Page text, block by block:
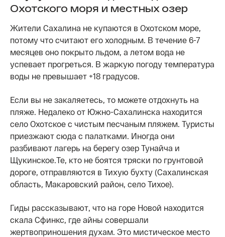
Охотского моря и местных озер
Жители Сахалина не купаются в Охотском море,
потому что считают его холодным. В течение 6-7
месяцев оно покрыто льдом, а летом вода не
успевает прогреться. В жаркую погоду температура
воды не превышает +18 градусов.
Если вы не закаляетесь, то можете отдохнуть на
пляже. Недалеко от Южно-Сахалинска находится
село Охотское с чистым песчаным пляжем. Туристы
приезжают сюда с палатками. Иногда они
разбивают лагерь на берегу озер Тунайча и
Щукинское.Те, кто не боятся тряски по грунтовой
дороге, отправляются в Тихую бухту (Сахалинская
область, Макаровский район, село Тихое).
Гиды рассказывают, что на горе Новой находится
скала Сфинкс, где айны совершали
жертвоприношения духам. Это мистическое место